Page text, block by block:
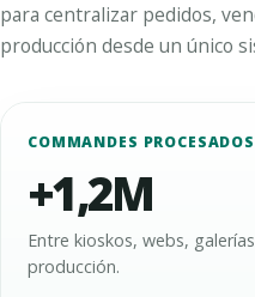
para centralizar pedidos,
producción desde un único
COMMANDES PROCESADOS
+1,2M
Entre kioskos, webs,
producción.